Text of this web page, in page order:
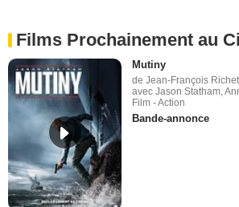
Films Prochainement au
Mutiny
de Jean-François Richet
avec Jason Statham,
Film - Action
Bande-annonce